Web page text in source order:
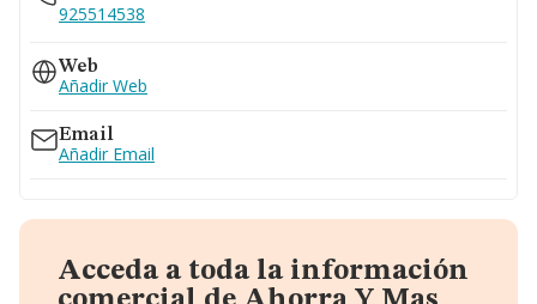
925514538
Web
Añadir Web
Email
Añadir Email
Acceda a toda la información